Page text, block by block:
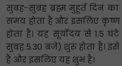
सुबह-सुबह ब्रह्म मुहूर्त दिन
समय होता है और इसलिए
होता है। यह सूर्योदय से 1.5
सुबह 5.30 बजे) शुरू होता है।
है और इसलिए यह शुभ है।